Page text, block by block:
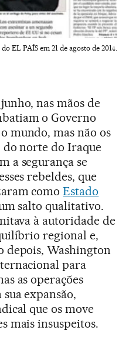
do EL PAÍS em 21 de agosto de 2014.
nas mãos de
o Governo
mundo, mas não os
do norte do Iraque
a segurança se
rebeldes, que
comoEstado
salto qualitativo.
à autoridade de
regional e,
depois, Washington
para
as operações
expansão,
que os move
mais insuspeitos.